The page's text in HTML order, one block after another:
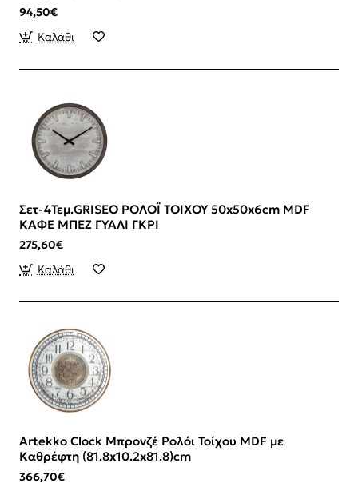
94,50€
Καλάθι
Σετ-4Τεμ.GRISEO ΡΟΛΟΪ ΤΟΙΧΟΥ 50x50x6cm MDF
ΚΑΦΕ ΜΠΕΖ ΓΥΑΛΙ ΓΚΡΙ
275,60€
Καλάθι
Artekko Clock Μπρονζέ Ρολόι Τοίχου MDF με
Καθρέφτη (81.8x10.2x81.8)cm
366,70€